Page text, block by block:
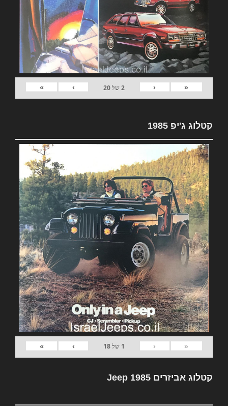
«
‹
2של20
›
»
קטלוג ג'יפ 1985
«
‹
1 של18
›
»
קטלוג אביזרים Jeep 1985